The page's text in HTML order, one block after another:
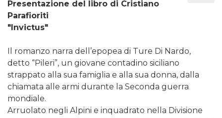
Presentazione del libro di Cristiano
Parafioriti
"Invictus"
Il romanzo narra dell’epopea di Ture Di Nardo,
detto “Pileri”, un giovane contadino siciliano
strappato alla sua famiglia e alla sua donna, dalla
chiamata alle armi durante la Seconda guerra
mondiale.
Arruolato negli Alpini e inquadrato nella Divisione